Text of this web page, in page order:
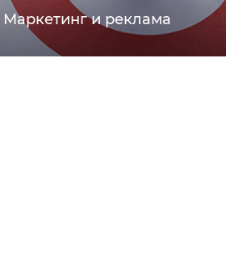
Маркетинг и реклама